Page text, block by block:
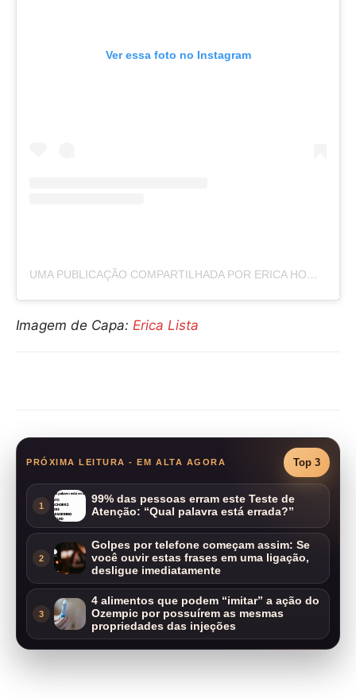
Ver essa foto no Instagram
UMA PUBLICAÇÃO COMPARTILHADA POR ERICA HOWARD LISTA (@ERICALISTA)
Imagem de Capa: Erica Lista
PRÓXIMA LEITURA - EM ALTA AGORA Top 3
1
99% das pessoas erram este Teste de
Atenção: “Qual palavra está errada?”
2
Golpes por telefone começam assim: Se
você ouvir estas frases em uma ligação,
desligue imediatamente
3
4 alimentos que podem “imitar” a ação do
Ozempic por possuírem as mesmas
propriedades das injeções